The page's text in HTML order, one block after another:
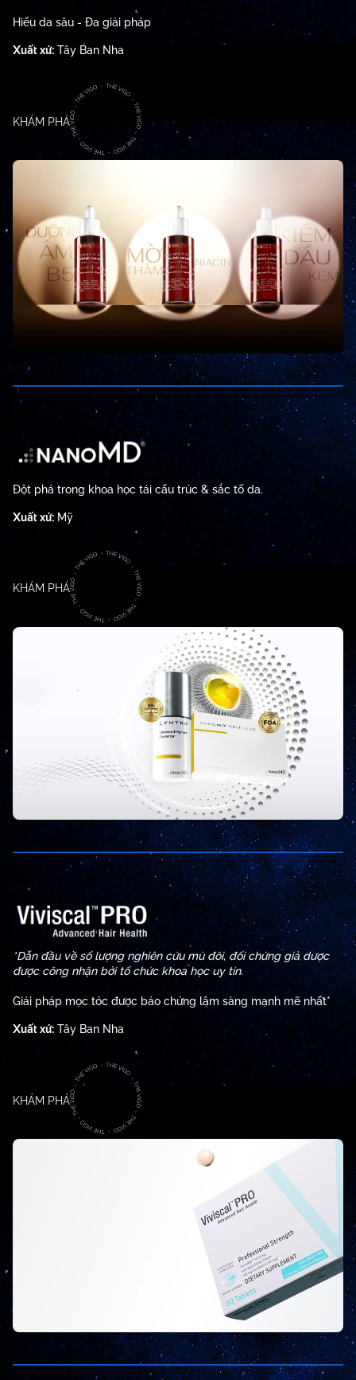
Hiểu da sâu - Đa giải pháp
Xuất xứ: Tây Ban Nha
KHÁM PHÁ
Đột phá trong khoa học tái cấu trúc & sắc tố da.
Xuất xứ: Mỹ
KHÁM PHÁ
*Dẫn đầu về số lượng nghiên cứu mù đôi, đối chứng giả dược
được công nhận bởi tổ chức khoa học uy tín.
Giải pháp mọc tóc được bảo chứng lâm sàng mạnh mẽ nhất*
Xuất xứ: Tây Ban Nha
KHÁM PHÁ